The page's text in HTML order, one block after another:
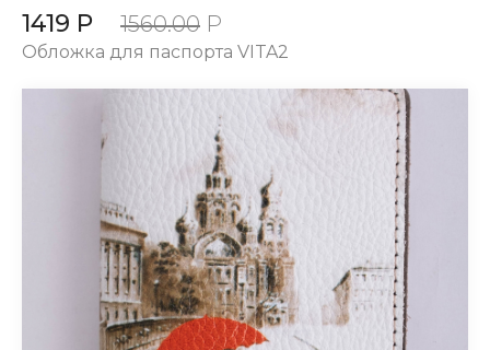
1419 Р 1560.00 Р
Обложка для паспорта VITA2